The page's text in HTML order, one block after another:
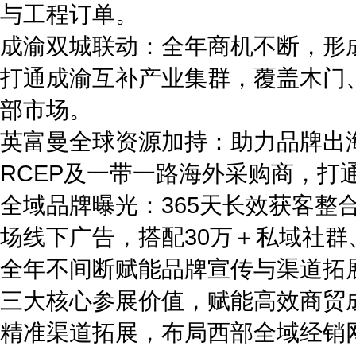
与工程订单。
成渝双城联动：全年商机不断，
打通成渝互补产业集群，覆盖木
部市场。
英富曼全球资源加持：助力品牌
RCEP及一带一路海外采购商，打
全域品牌曝光：365天长效获客整
场线下广告，搭配30万＋私域社
全年不间断赋能品牌宣传与渠道拓
三大核心参展价值，赋能高效商贸
精准渠道拓展，布局西部全域经销